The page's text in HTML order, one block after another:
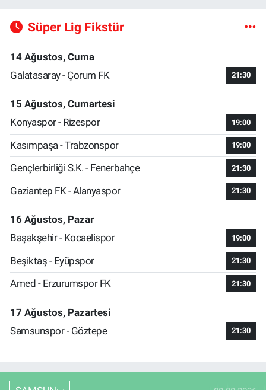
Süper Lig Fikstür
14 Ağustos, Cuma
Galatasaray - Çorum FK
21:30
15 Ağustos, Cumartesi
Konyaspor - Rizespor
19:00
Kasımpaşa - Trabzonspor 19:00
Gençlerbirliği S.K. - Fenerbahçe 21:30
Gaziantep FK - Alanyaspor 21:30
16 Ağustos, Pazar
Başakşehir - Kocaelispor
19:00
Beşiktaş - Eyüpspor 21:30
Amed - Erzurumspor FK 21:30
17 Ağustos, Pazartesi
Samsunspor - Göztepe
21:30